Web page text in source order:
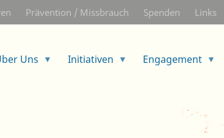
Direkt
zum
Prävention / Missbrauch Spenden Links
Uns Initiativen Engagement